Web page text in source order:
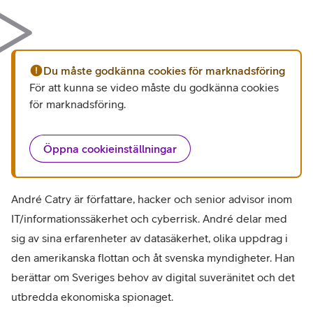
Du måste godkänna cookies för marknadsföring
För att kunna se video måste du godkänna cookies
för marknadsföring.
Öppna cookieinställningar
André Catry är författare, hacker och senior advisor inom
IT/informationssäkerhet och cyberrisk. André delar med
sig av sina erfarenheter av datasäkerhet, olika uppdrag i
den amerikanska flottan och åt svenska myndigheter. Han
berättar om Sveriges behov av digital suveränitet och det
utbredda ekonomiska spionaget.